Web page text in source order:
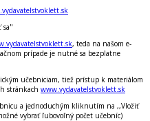
sa"
, teda na našom e-
prípade je nutné sa bezplatne
učebniciam, tiež prístup k materiálom
stránkach www.vydavatelstvoklett.sk
a jednoduchým kliknutím na ,,Vložiť
vybrať ľubovoľný počet učebníc)